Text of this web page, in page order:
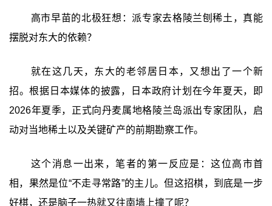
高市早苗的北极狂想：派专家去格陵兰刨稀土，真能
摆脱对东大的依赖？
就在这几天，东大的老邻居日本，又想出了一个新
招。根据日本媒体的披露，日本政府计划在今年夏天，即
2026年夏季，正式向丹麦属地格陵兰岛派出专家团队，启
动对当地稀土以及关键矿产的前期勘察工作。
这个消息一出来，笔者的第一反应是：这位高市首
相，果然是位“不走寻常路”的主儿。但这招棋，到底是一步
好棋，还是脑子一热就又往南墙上撞了呢？